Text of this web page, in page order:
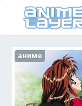
аниме